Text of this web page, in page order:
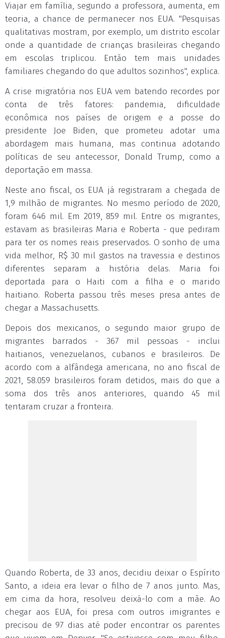
Viajar em família, segundo a professora, aumenta, em
teoria, a chance de permanecer nos EUA. "Pesquisas
qualitativas mostram, por exemplo, um distrito escolar
onde a quantidade de crianças brasileiras chegando
em escolas triplicou. Então tem mais unidades
familiares chegando do que adultos sozinhos", explica.
A crise migratória nos EUA vem batendo recordes por
conta de três fatores: pandemia, dificuldade
econômica nos países de origem e a posse do
presidente Joe Biden, que prometeu adotar uma
abordagem mais humana, mas continua adotando
políticas de seu antecessor, Donald Trump, como a
deportação em massa.
Neste ano fiscal, os EUA já registraram a chegada de
1,9 milhão de migrantes. No mesmo período de 2020,
foram 646 mil. Em 2019, 859 mil. Entre os migrantes,
estavam as brasileiras Maria e Roberta - que pediram
para ter os nomes reais preservados. O sonho de uma
vida melhor, R$ 30 mil gastos na travessia e destinos
diferentes separam a história delas. Maria foi
deportada para o Haiti com a filha e o marido
haitiano. Roberta passou três meses presa antes de
chegar a Massachusetts.
Depois dos mexicanos, o segundo maior grupo de
migrantes barrados - 367 mil pessoas - inclui
haitianos, venezuelanos, cubanos e brasileiros. De
acordo com a alfândega americana, no ano fiscal de
2021, 58.059 brasileiros foram detidos, mais do que a
soma dos três anos anteriores, quando 45 mil
tentaram cruzar a fronteira.
Quando Roberta, de 33 anos, decidiu deixar o Espírito
Santo, a ideia era levar o filho de 7 anos junto. Mas,
em cima da hora, resolveu deixá-lo com a mãe. Ao
chegar aos EUA, foi presa com outros imigrantes e
precisou de 97 dias até poder encontrar os parentes